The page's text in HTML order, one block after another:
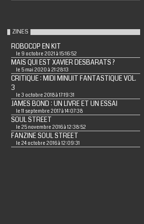
ZINES
ROBOCOP EN KIT
le 9 octobre 2021 à 15:16:52
MAIS QUI EST XAVIER DESBARATS ?
le 5 mai 2020 à 21:28:13
CRITIQUE : MIDI MINUIT FANTASTIQUE VOL.
3
le 3 octobre 2018 à 17:19:31
JAMES BOND : UN LIVRE ET UN ESSAI
le 11 septembre 2017 à 14:07:38
SOUL STREET
le 25 novembre 2016 à 12:38:52
FANZINE SOUL STREET
le 24 octobre 2016 à 12:09:31